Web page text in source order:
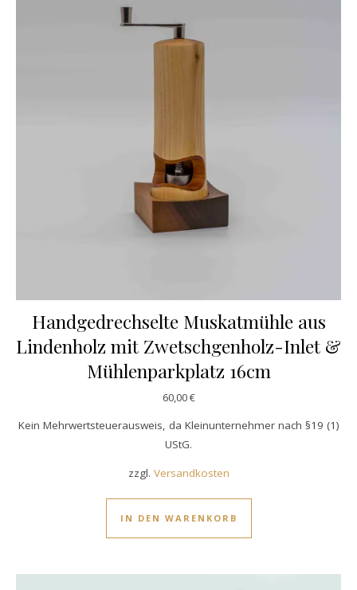
Handgedrechselte Muskatmühle aus
Lindenholz mit Zwetschgenholz-Inlet &
Mühlenparkplatz 16cm
60,00€
Kein Mehrwertsteuerausweis, da Kleinunternehmer nach §19 (1)
UStG.
zzgl. Versandkosten
IN DEN WARENKORB